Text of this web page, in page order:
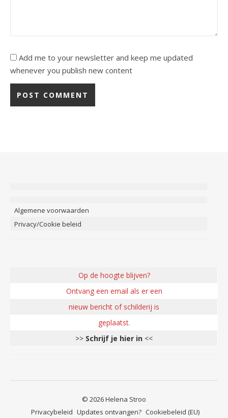
Add me to your newsletter and keep me updated
whenever you publish new content
Algemene voorwaarden
Privacy/Cookie beleid
Op de hoogte blijven?
Ontvang een email als er een
nieuw bericht of schilderij is
geplaatst.
>> Schrijf je hier in <<
© 2026 Helena Stroo
Privacybeleid Updates ontvangen? Cookiebeleid (EU)